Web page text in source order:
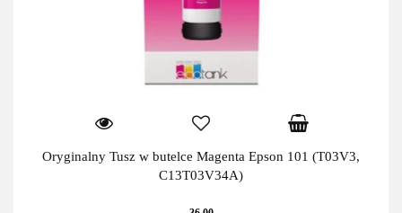
Oryginalny Tusz w butelce Magenta Epson 101 (T03V3,
C13T03V34A)